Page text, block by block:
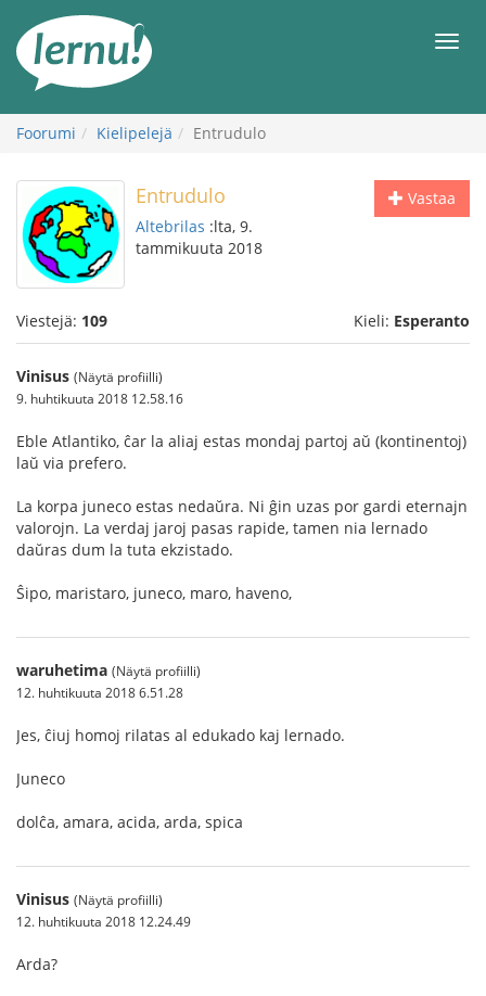
sisältöön
Foorumi Kielipelejä Entrudulo
Vastaa
Entrudulo
Altebrilas :lta, 9.
tammikuuta 2018
Viestejä: 109 Kieli: Esperanto
Vinisus (Näytä profiilli)
9. huhtikuuta 2018 12.58.16
Eble Atlantiko, ĉar la aliaj estas mondaj partoj aŭ (kontinentoj)
laŭ via prefero.
La korpa juneco estas nedaŭra. Ni ĝin uzas por gardi eternajn
valorojn. La verdaj jaroj pasas rapide, tamen nia lernado
daŭras dum la tuta ekzistado.
Ŝipo, maristaro, juneco, maro, haveno,
waruhetima (Näytä profiilli)
12. huhtikuuta 2018 6.51.28
Jes, ĉiuj homoj rilatas al edukado kaj lernado.
Juneco
dolĉa, amara, acida, arda, spica
Vinisus (Näytä profiilli)
12. huhtikuuta 2018 12.24.49
Arda?